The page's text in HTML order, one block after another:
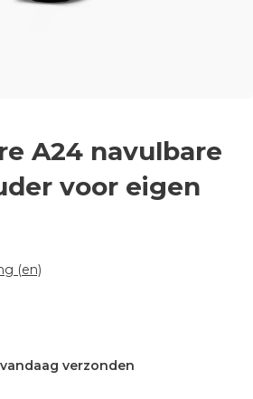
A24 navulbare
voor eigen
(en)
verzonden